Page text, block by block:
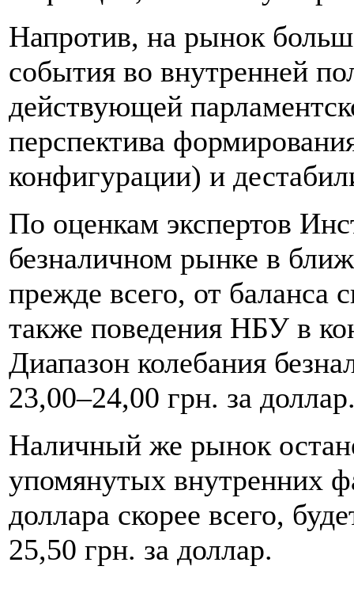
Напротив, на рынок
события во внутренней
действующей
перспектива
конфигурации) и
По оценкам экспертов
безналичном рынке в
прежде всего, от баланса
также поведения НБУ в
Диапазон колебания
23,00–24,00 грн. за
Наличный же рынок
упомянутых внутренних
доллара скорее всего,
25,50 грн. за доллар.